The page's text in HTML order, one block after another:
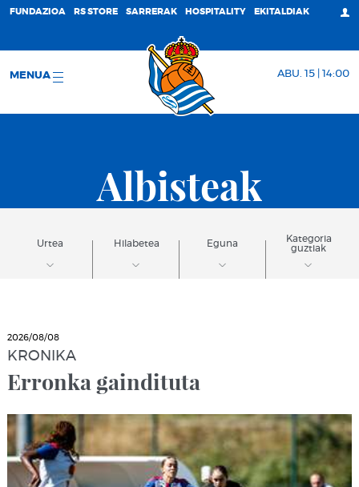
FUNDAZIOA RS STORE SARRERAK HOSPITALITY EKITALDIAK
MENUA ABU. 15 | 14:00
Albisteak
Urtea Hilabetea Eguna
Kategoria
guztiak
2026/08/08
KRONIKA
Erronka gaindituta